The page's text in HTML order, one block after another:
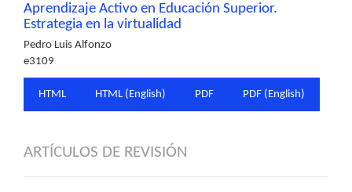
Aprendizaje Activo en Educación Superior.
Estrategia en la virtualidad
Pedro Luis Alfonzo
e3109
HTML HTML (English) PDF PDF (English)
ARTÍCULOS DE REVISIÓN